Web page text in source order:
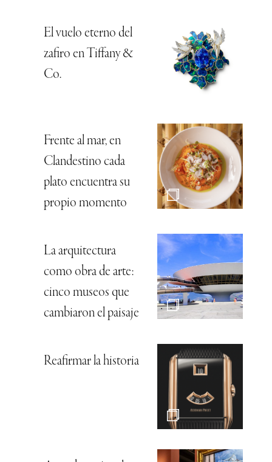
El vuelo eterno del
zafiro en Tiffany &
Co.
Frente al mar, en
Clandestino cada
plato encuentra su
propio momento
La arquitectura
como obra de arte:
cinco museos que
cambiaron el paisaje
Reafirmar la historia